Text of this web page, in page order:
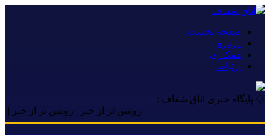
صفحه نخست
درباره
همکاری
ارتباط
۞ پایگاه خبری اتاق شفاف :
روشن تر از خبر | روشن تر از خبر | روشن